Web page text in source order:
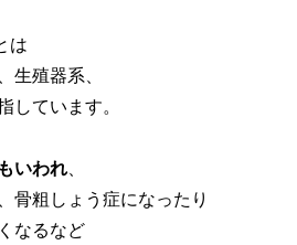
は
生殖器系、
しています。
いわれ、
骨粗しょう症になったり
なるなど